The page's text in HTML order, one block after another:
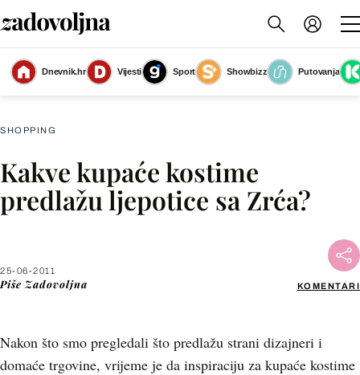
Dnevnik.hr Vijesti Sport Showbizz
Putovanja
Slika nije dostupna
SHOPPING
Kakve kupaće kostime
predlažu ljepotice sa Zrća?
25-06-2011
Piše Zadovoljna KOMENTARI
Nakon što smo pregledali što predlažu strani dizajneri i
domaće trgovine, vrijeme je da inspiraciju za kupaće kostime
Facebook